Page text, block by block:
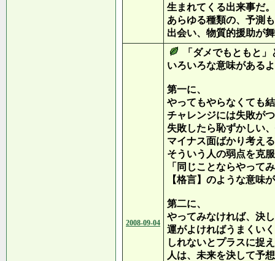
生まれてくる出来事だ。
あらゆる種類の、予測
出会い、物質的援助が
2008-09-04
「ダメでもともと
いろいろな意味がある
第一に、
やってもやらなくても
チャレンジには失敗が
失敗したら恥ずかしい
マイナス面ばかり考え
そういう人の弱点を克
「同じことならやって
【格言】のような意味
第二に、
やってみなければ、決
運がよければうまくい
しれないとプラスに捉
人は、未来を決して予